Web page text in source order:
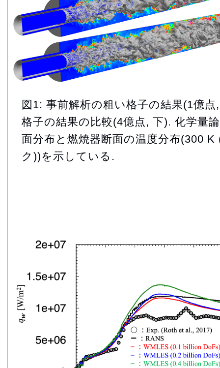
図1: 事前解析の粗い格子の結果(1億
格子の結果の比較(4億点, 下). 化学量
面分布と燃焼器断面の温度分布(300
ク))を示している.